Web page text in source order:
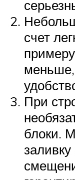
счет
При
блоки.